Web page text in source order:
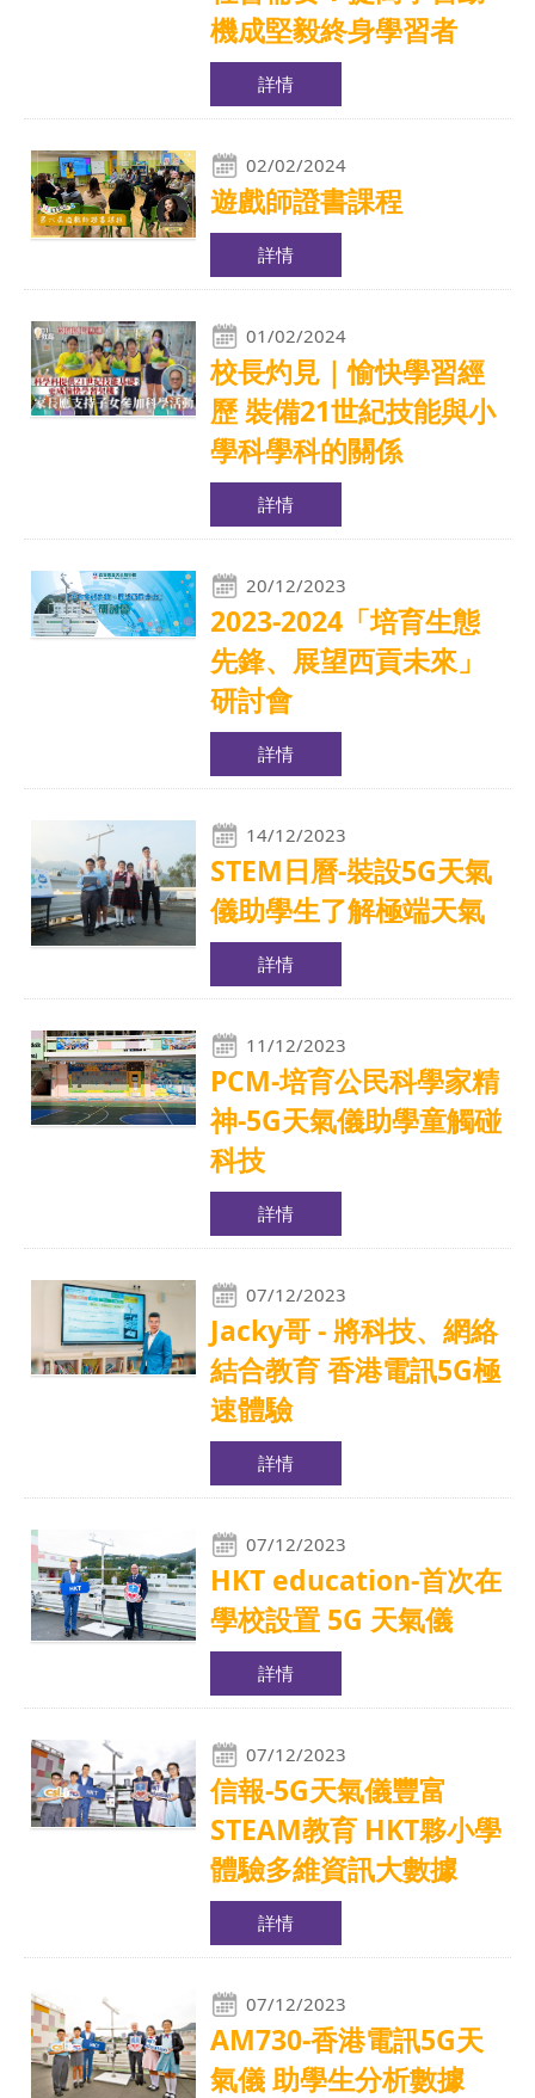
機成堅毅終身學習者
詳情
02/02/2024
遊戲師證書課程
詳情
01/02/2024
校長灼見｜愉快學習經
歷‎ 裝備21世紀技能與小
學科學科的關係
詳情
20/12/2023
2023-2024「培育生態
先鋒、展望西貢未來」
研討會
詳情
14/12/2023
STEM日曆-裝設5G天氣
儀助學生了解極端天氣
詳情
11/12/2023
PCM-培育公民科學家精
神-5G天氣儀助學童觸碰
科技
詳情
07/12/2023
Jacky哥 - 將科技、網絡
結合教育 香港電訊5G極
速體驗
詳情
07/12/2023
HKT education-首次在
學校設置 5G 天氣儀
詳情
07/12/2023
信報-5G天氣儀豐富
STEAM教育 HKT夥小學
體驗多維資訊大數據
詳情
07/12/2023
AM730-香港電訊5G天
氣儀 助學生分析數據